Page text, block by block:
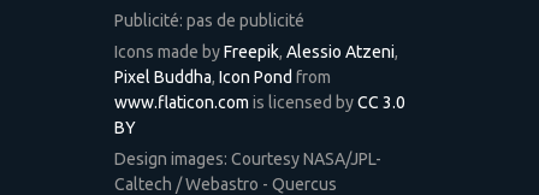
Publicité: pas de publicité
Icons made byFreepik, Alessio Atzeni,
Pixel Buddha, Icon Pond from
www.flaticon.com is licensed byCC 3.0
BY
Design images: Courtesy NASA/JPL-
Caltech / Webastro - Quercus